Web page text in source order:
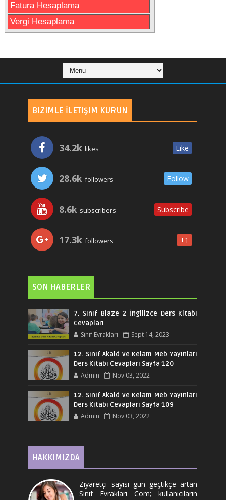
Fatura Hesaplama
Vergi Hesaplama
BIZIMLE İLETIŞIM KURUN
34.2k likes Like
28.6k followers Follow
8.6k subscribers Subscribe
17.3k followers +1
SON HABERLER
7. Sınıf Blaze 2 İngilizce Ders Kitabı
Cevapları
Sınıf Evrakları Sept 14, 2023
12. Sınıf Akaid ve Kelam Meb Yayınları
Ders Kitabı Cevapları Sayfa 120
Admin Nov 03, 2022
12. Sınıf Akaid ve Kelam Meb Yayınları
Ders Kitabı Cevapları Sayfa 109
Admin Nov 03, 2022
HAKKIMIZDA
Ziyaretçi sayısı gün geçtikçe artan
Sınıf Evrakları Com; kullanıcıların